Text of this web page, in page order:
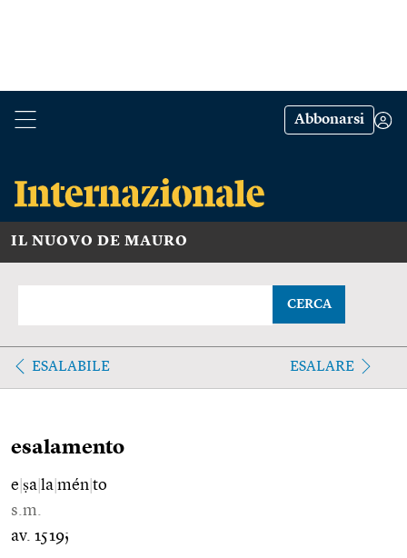
Abbonarsi
IL NUOVO DE MAURO
CERCA
ESALABILE ESALARE
esalamento
e ṣa la mén to
s.m.
av. 1519;